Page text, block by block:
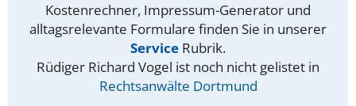
Kostenrechner, Impressum-Generator und
alltagsrelevante Formulare finden Sie in unserer
Service Rubrik.
Rüdiger Richard Vogel ist noch nicht gelistet in
Rechtsanwälte Dortmund